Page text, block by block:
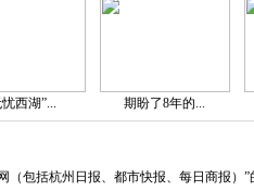
忧西湖”... 期盼了8年的...
包括杭州日报、都市快报、每日商报）